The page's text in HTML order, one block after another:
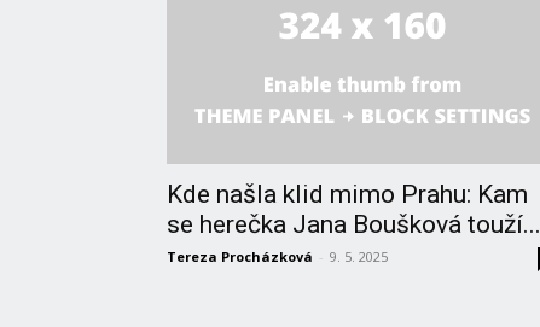
Kde našla klid mimo Prahu: Kam
se herečka Jana Boušková touží...
Tereza Procházková - 9. 5. 2025